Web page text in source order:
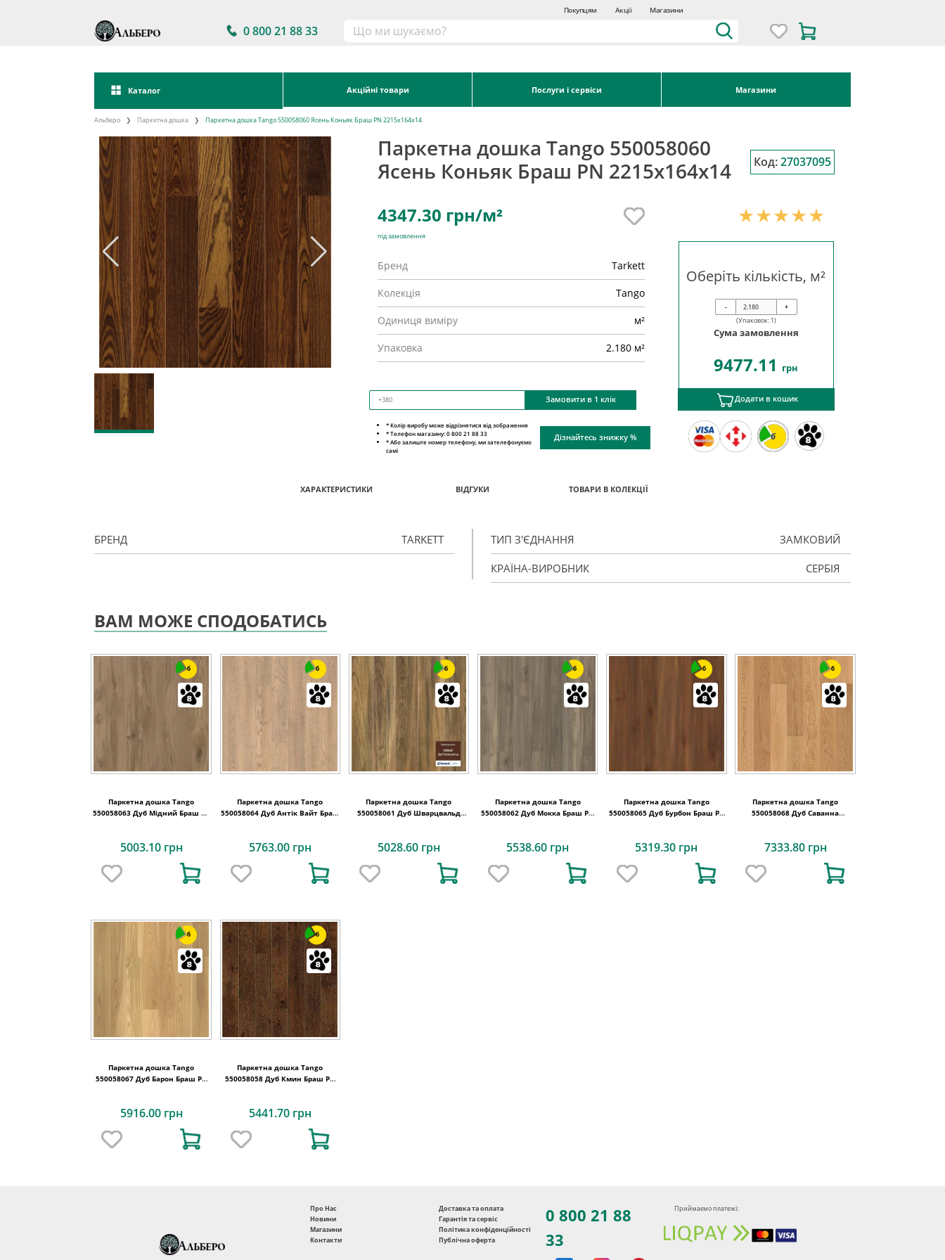
Покупцям Акції Магазини
0 800 21 88 33
Каталог Акційні товари Послуги і сервіси Магазини
Альберо Паркетна дошка Паркетна дошка Tango 550058060 Ясень Коньяк Браш PN 2215x164x14
Паркетна дошка Tango 550058060
Ясень Коньяк Браш PN 2215x164x14
Код: 27037095
4347.30 грн/м²
під замовлення
Бренд Tarkett
Колекція Tango
Одиниця виміру м²
Упаковка 2.180 м²
Замовити в 1 клік
Оберіть кількість, м²
-
+
(Упаковок: 1)
Сума замовлення
9477.11 грн
Додати в кошик
6
* Колір виробу може відрізнятися від зображення
* Телефон магазину: 0 800 21 88 33
* Або залиште номер телефону, ми зателефонуємо
самі
Дізнайтесь знижку %
ХАРАКТЕРИСТИКИ ВІДГУКИ ТОВАРИ В КОЛЕКЦІЇ
БРЕНД TARKETT ТИП З'ЄДНАННЯ ЗАМКОВИЙ
КРАЇНА-ВИРОБНИК СЕРБІЯ
ВАМ МОЖЕ СПОДОБАТИСЬ
6
Паркетна дошка Tango
550058063 Дуб Мідний Браш PL
5003.10 грн
6
Паркетна дошка Tango
550058064 Дуб Антік Вайт Браш
5763.00 грн
6
Паркетна дошка Tango
550058061 Дуб Шварцвальд
5028.60 грн
6
Паркетна дошка Tango
550058062 Дуб Мокка Браш PN
5538.60 грн
6
Паркетна дошка Tango
550058065 Дуб Бурбон Браш PL
5319.30 грн
6
Паркетна дошка Tango
550058068 Дуб Саванна
7333.80 грн
6
Паркетна дошка Tango
550058067 Дуб Барон Браш PN
5916.00 грн
6
Паркетна дошка Tango
550058058 Дуб Кмин Браш PN
5441.70 грн
Про Нас
Новини
Магазини
Контакти
Доставка та оплата
Гарантія та сервіс
Політика конфіденційності
Публічна оферта
0 800 21 88
33
Приймаємо платежі: